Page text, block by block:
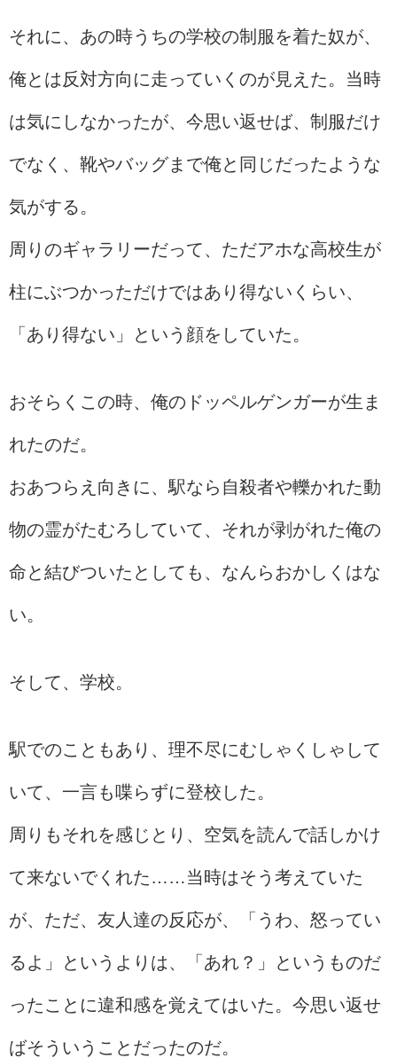
それに、あの時うちの学校の制服を着た奴が、
俺とは反対方向に走っていくのが見えた。当時
は気にしなかったが、今思い返せば、制服だけ
でなく、靴やバッグまで俺と同じだったような
気がする。
周りのギャラリーだって、ただアホな高校生が
柱にぶつかっただけではあり得ないくらい、
「あり得ない」という顔をしていた。
おそらくこの時、俺のドッペルゲンガーが生ま
れたのだ。
おあつらえ向きに、駅なら自殺者や轢かれた動
物の霊がたむろしていて、それが剥がれた俺の
命と結びついたとしても、なんらおかしくはな
い。
そして、学校。
駅でのこともあり、理不尽にむしゃくしゃして
いて、一言も喋らずに登校した。
周りもそれを感じとり、空気を読んで話しかけ
て来ないでくれた……当時はそう考えていた
が、ただ、友人達の反応が、「うわ、怒ってい
るよ」というよりは、「あれ？」というものだ
ったことに違和感を覚えてはいた。今思い返せ
ばそういうことだったのだ。